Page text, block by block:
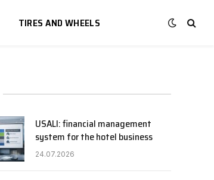
TIRES AND WHEELS
USALI: financial management
system for the hotel business
24.07.2026